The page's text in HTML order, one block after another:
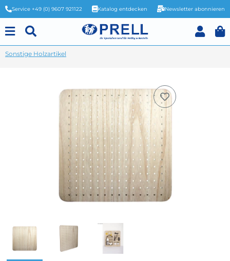
Service +49 (0) 9607 921122 Katalog entdecken Newsletter abonnieren
Sonstige Holzartikel